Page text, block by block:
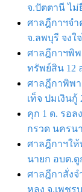
จ.ปัตตานี ไ
ศาลฎีกาฯจำ
จ.ลพบุรี จง
ศาลฎีกาฯพิ
ทรัพย์สิน 12
ศาลฎีกาพิพ
เท็จ ปมเงิน
คุก 1 ด. รอ
กรวด นครน
ศาลฎีกาฯใ
นายก อบต.
ศาลฎีกาสั่งจ
หลง จ.เพช